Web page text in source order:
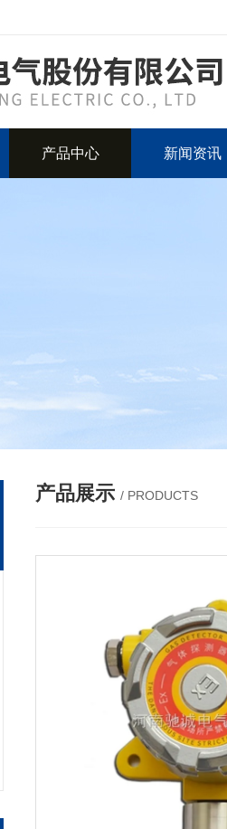
产品中心 新闻资讯
产品展示 / PRODUCTS